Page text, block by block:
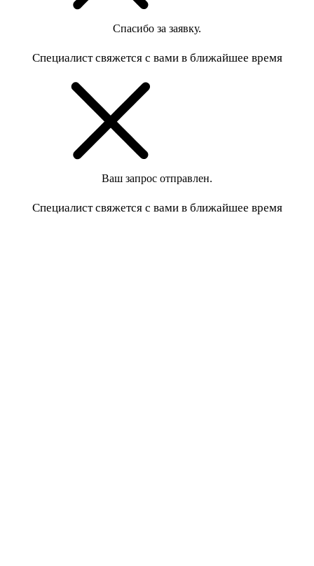
Спасибо за заявку.
Специалист свяжется с вами в ближайшее время
Ваш запрос отправлен.
Специалист свяжется с вами в ближайшее время